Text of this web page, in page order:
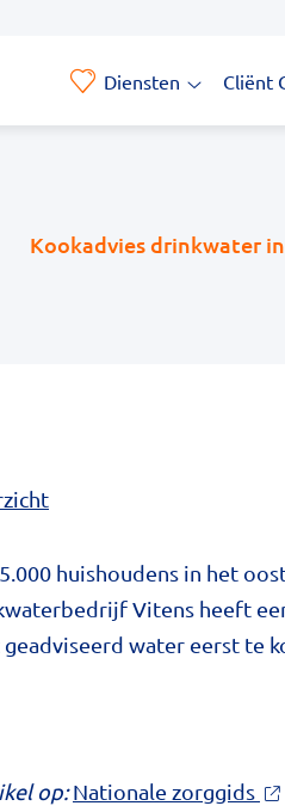
Diensten
submenu
Cliënt
Kookadvies drinkwater
huishoudens in het
Vitens heeft
water eerst te
op: Nationale zorggids